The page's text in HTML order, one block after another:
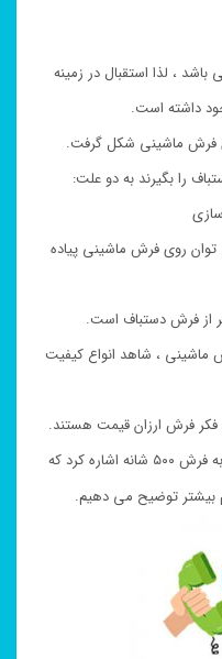
، لذا استقبال در زمینه
داشته است.
فرش ماشینی شکل گرفت.
را بگیرند به دو علت:
روی فرش ماشینی پیاده
از فرش دستباف است.
ماشینی ، شاهد انواع کیفیت
فکر فرش ارزان قیمت هستند.
، می توان به فرش ۵۰۰ شانه اشاره کرد که
بیشتر توضیح می دهیم.